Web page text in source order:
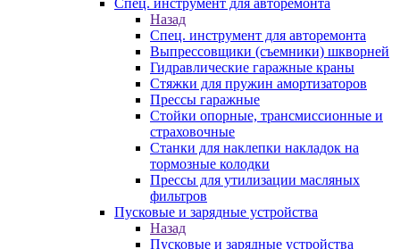
Спец. инструмент для авторемонта
Назад
Спец. инструмент для авторемонта
Выпрессовщики (съемники) шкворней
Гидравлические гаражные краны
Стяжки для пружин амортизаторов
Прессы гаражные
Стойки опорные, трансмиссионные и
страховочные
Станки для наклепки накладок на
тормозные колодки
Прессы для утилизации масляных
фильтров
Пусковые и зарядные устройства
Назад
Пусковые и зарядные устройства